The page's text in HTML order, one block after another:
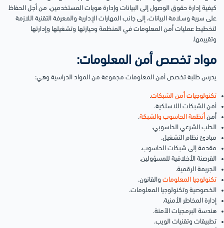
كيفية إدارة حقوق الوصول إلى البيانات وإدارة هويات المستخدمين، من أجل الحفاظ
على سرية وسلامة البيانات، إلى جانب المهارات الإدارية والمعرفة التقنية اللازمة
لتخطيط عمليات أمن المعلومات في المنظمة وحيازتها وتشغيلها وإدارتها
وتقييمها.
مواد تخصص أمن المعلومات:
يدرس طلبة تخصص أمن المعلومات مجموعة من المواد الدراسية وهي:
تكنولوجيات أمن الشبكات.
أمن الشبكات اللاسلكية.
أمن أنظمة الحاسوب والشبكة.
الطب الشرعي الحاسوبي.
مبادئ نظام التشغيل.
مقدمة إلى شبكات الحاسوب.
القرصنة الأخلاقية للمسؤولين.
الجريمة الرقمية.
تكنولوجيا المعلومات والقانون.
الخصوصية وتكنولوجيا المعلومات.
إدارة المخاطر الأمنية.
هندسة البرمجيات الآمنة.
تطبيقات وتقنيات الويب.